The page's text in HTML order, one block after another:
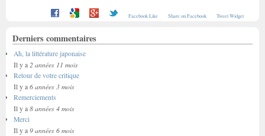
Facebook Like Share on Facebook Tweet Widget
Derniers commentaires
Ah, la littérature japonaise
Il y a 2 années 11 mois
Retour de votre critique
Il y a 6 années 3 mois
Remerciements
Il y a 8 années 4 mois
Merci
Il y a 9 années 6 mois